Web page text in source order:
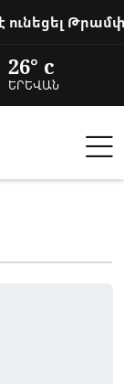
26° c
ԵՐԵՎԱՆ